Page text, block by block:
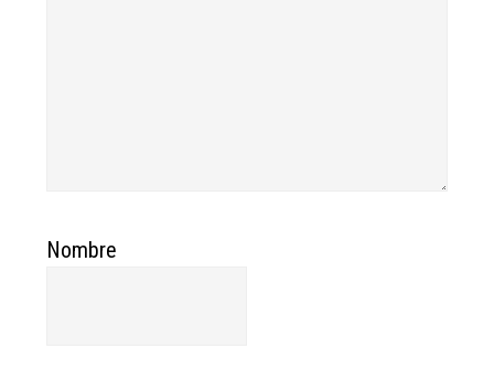
Nombre